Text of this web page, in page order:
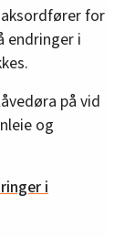
for
endringer i
på vid
og
i